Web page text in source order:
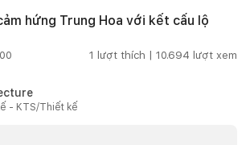
hứng Trung Hoa với kết cấu lộ
1 lượt thích | 10.694 lượt xem
- KTS/Thiết kế